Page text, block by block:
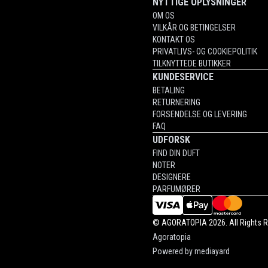
OM OS
VILKÅR OG BETINGELSER
KONTAKT OS
PRIVATLIVS- OG COOKIEPOLITIK
TILKNYTTEDE BUTIKKER
KUNDESERVICE
BETALING
RETURNERING
FORSENDELSE OG LEVERING
FAQ
UDFORSK
FIND DIN DUFT
NOTER
DESIGNERE
PARFUMØRER
© AGORATOPIA 2026. All Rights
Agoratopia
Powered bymediayard